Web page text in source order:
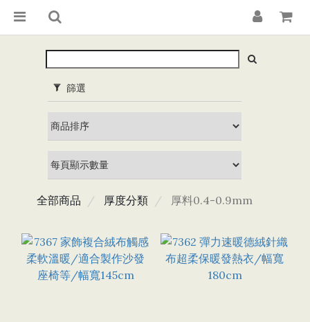
篩選
全部商品 厚度分類 厚料0.4-0.9mm